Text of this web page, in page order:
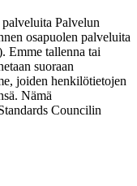
Palvelun
osapuolen palveluita
Emme tallenna tai
suoraan
joiden henkilötietojen
Nämä
Councilin